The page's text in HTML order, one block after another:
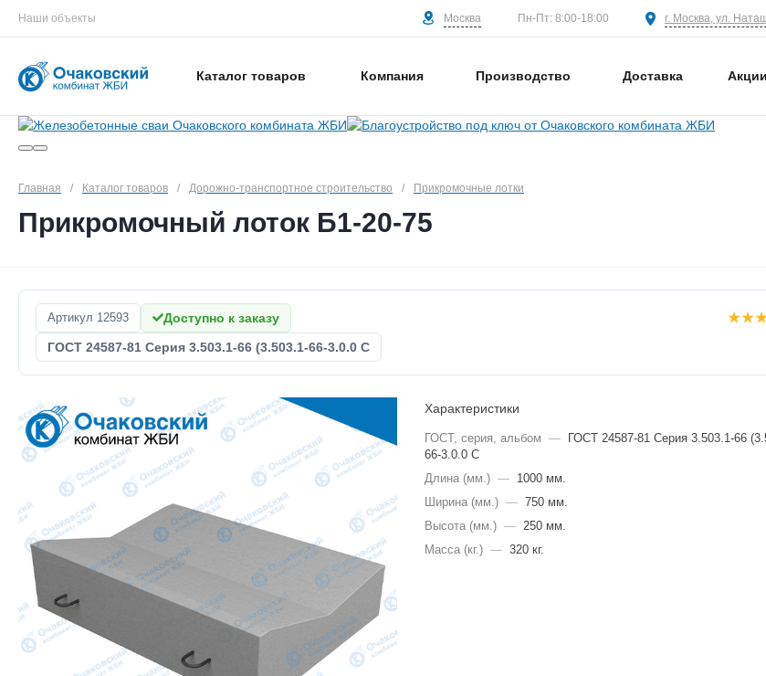
Наши объекты Москва Пн-Пт: 8:00-18:00 г. Москва, ул.
Каталог товаров Компания Производство Доставка Акции
Главная / Каталог товаров / Дорожно-транспортное строительство / Прикромочные лотки
Прикромочный лоток Б1-20-75
Артикул 12593
Доступно к заказу
ГОСТ 24587-81 Серия 3.503.1-66 (3.503.1-66-3.0.0 С
Характеристики
ГОСТ, серия, альбом —
ГОСТ 24587-81 Серия 3.503.1-66
66-3.0.0 С
Длина (мм.) —
1000 мм.
Ширина (мм.) — 750 мм.
Высота (мм.) — 250 мм.
Масса (кг.) — 320 кг.